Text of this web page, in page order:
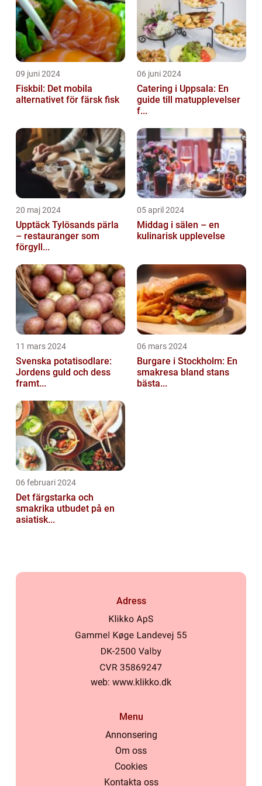
09 juni 2024
Fiskbil: Det mobila
alternativet för färsk fisk
06 juni 2024
Catering i Uppsala: En
guide till matupplevelser
f...
20 maj 2024
Upptäck Tylösands pärla
– restauranger som
förgyll...
05 april 2024
Middag i sälen – en
kulinarisk upplevelse
11 mars 2024
Svenska potatisodlare:
Jordens guld och dess
framt...
06 mars 2024
Burgare i Stockholm: En
smakresa bland stans
bästa...
06 februari 2024
Det färgstarka och
smakrika utbudet på en
asiatisk...
Adress
web: www.klikko.dk
Menu
Annonsering
Om oss
Cookies
Kontakta oss